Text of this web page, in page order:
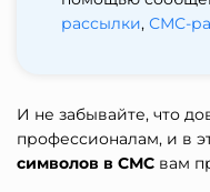
рассылки, СМС-
И не забывайте, что
профессионалам, и в
символов в СМС вам